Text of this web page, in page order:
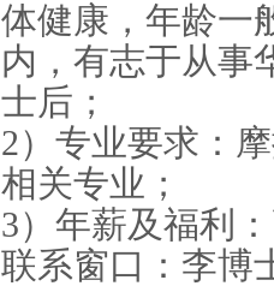
体健康，年龄一
内，有志于从事
士后；
2）专业要求：
相关专业；
3）年薪及福利
联系窗口：李博